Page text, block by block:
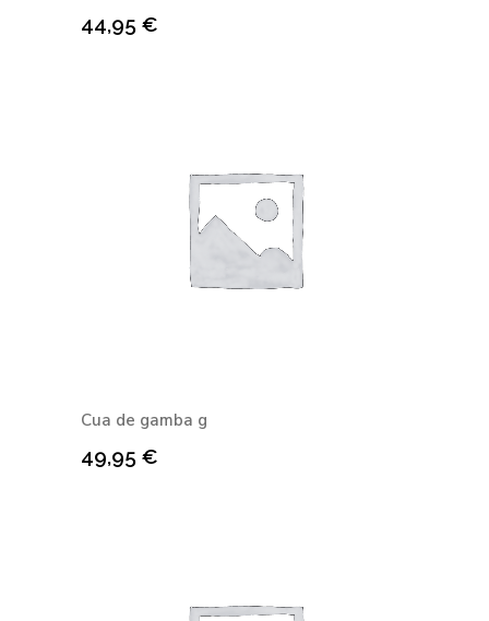
44,95 €
Cua de gamba g
49,95 €